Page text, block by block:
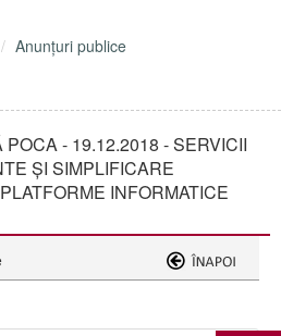
Anunţuri publice
- 19.12.2018 - SERVICII
ŞI SIMPLIFICARE
INFORMATICE